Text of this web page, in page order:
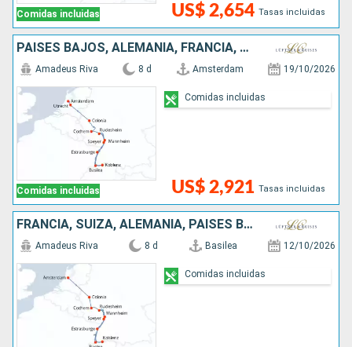
Comidas incluidas US$ 2,654 Tasas incluidas
PAISES BAJOS, ALEMANIA, FRANCIA, SUIZA
Comidas incluidas
Amadeus Riva 8 d Amsterdam 19/10/2026
US$ 2,921 Tasas incluidas
Comidas incluidas
FRANCIA, SUIZA, ALEMANIA, PAISES BAJOS
Amadeus Riva 8 d Basilea 12/10/2026
Comidas incluidas